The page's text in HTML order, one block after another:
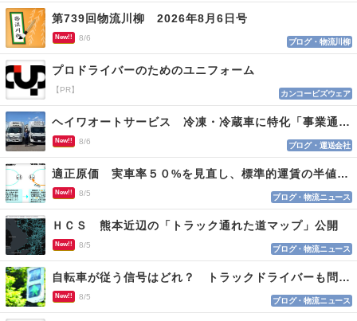
第739回物流川柳 2026年8月6日号
New!! 8/6 ブログ・物流川柳
プロドライバーのためのユニフォーム
【PR】 カンコービズウェア
ヘイワオートサービス 冷凍・冷蔵車に特化「事業通じ貢献目指す」
New!! 8/6 ブログ・運送会社
適正原価 実車率５０%を見直し、標準的運賃の半値の恐れも
New!! 8/5 ブログ・物流ニュース
ＨＣＳ 熊本近辺の「トラック通れた道マップ」公開
New!! 8/5 ブログ・物流ニュース
自転車が従う信号はどれ？ トラックドライバーも問われる認識
New!! 8/5 ブログ・物流ニュース